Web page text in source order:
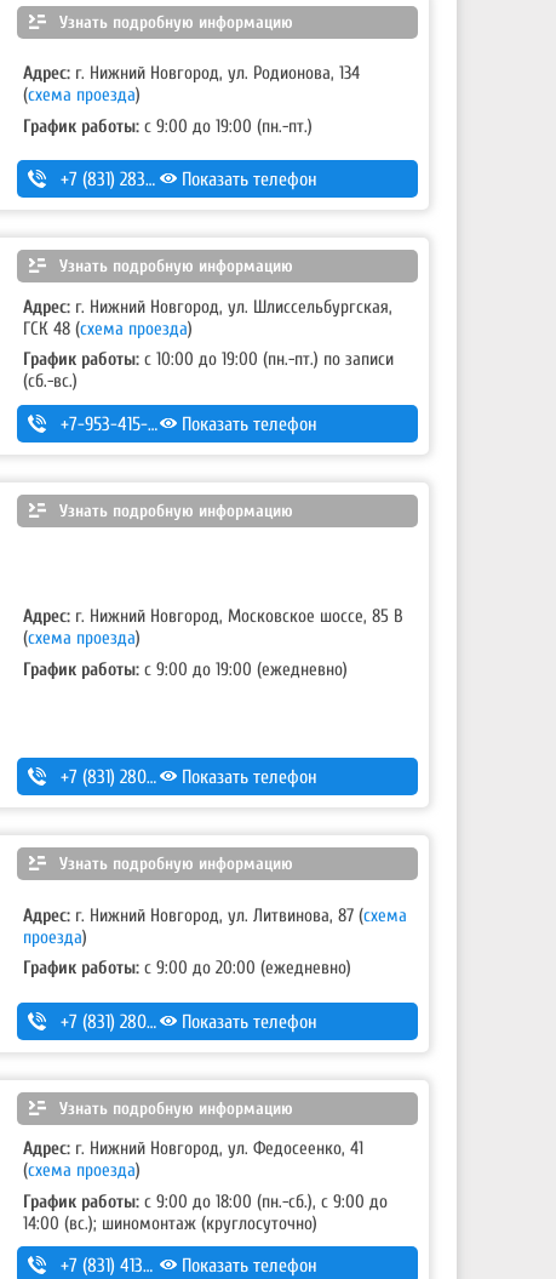
Узнать подробную информацию
Адрес: г. Нижний Новгород, ул. Родионова, 134
(схема проезда)
График работы: с 9:00 до 19:00 (пн.-пт.)
+7 (831) 283-03-95 ,+7 (831) 434-95-25
Показать телефон
Узнать подробную информацию
Адрес: г. Нижний Новгород, ул. Шлиссельбургская,
ГСК 48(схема проезда)
График работы: с 10:00 до 19:00 (пн.-пт.) по записи
(сб.-вс.)
+7-953-415-03-10
Показать телефон
Узнать подробную информацию
Адрес: г. Нижний Новгород, Московское шоссе, 85 В
(схема проезда)
График работы: с 9:00 до 19:00 (ежедневно)
+7 (831) 280-69-88 Показать телефон
Узнать подробную информацию
Адрес: г. Нижний Новгород, ул. Литвинова, 87(схема
проезда)
График работы: с 9:00 до 20:00 (ежедневно)
+7 (831) 280-69-88 Показать телефон
Узнать подробную информацию
Адрес: г. Нижний Новгород, ул. Федосеенко, 41
(схема проезда)
График работы: с 9:00 до 18:00 (пн.-сб.), с 9:00 до
14:00 (вс.); шиномонтаж (круглосуточно)
+7 (831) 413-53-11
Показать телефон